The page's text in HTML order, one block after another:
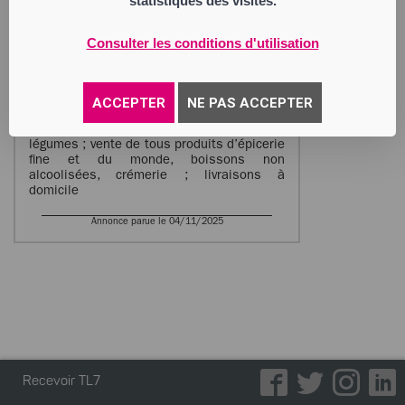
Consulter les conditions d'utilisation
ACCEPTER NE PAS ACCEPTER
13 du code de commerce dans les deux
LE PANIER GARNI
Siège social : 15 rue Max Flechet
42140 Chazelles-sur-Lyon
légumes ; vente de tous produits d’épicerie
fine et du monde, boissons non
alcoolisées, crémerie ; livraisons à
domicile
Annonce parue le 04/11/2025
Recevoir TL7